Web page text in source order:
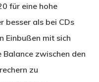
für eine hohe
besser als bei CDs
Einbußen mit sich
zwischen den
zu